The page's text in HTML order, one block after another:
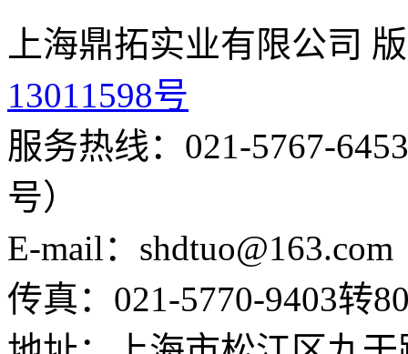
上海鼎拓实业有限公司
13011598号
服务热线：021-5767-
号）
E-mail：shdtuo@163.com
传真：021-5770-9403转